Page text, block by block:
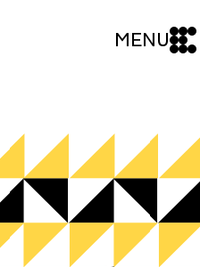
MENU